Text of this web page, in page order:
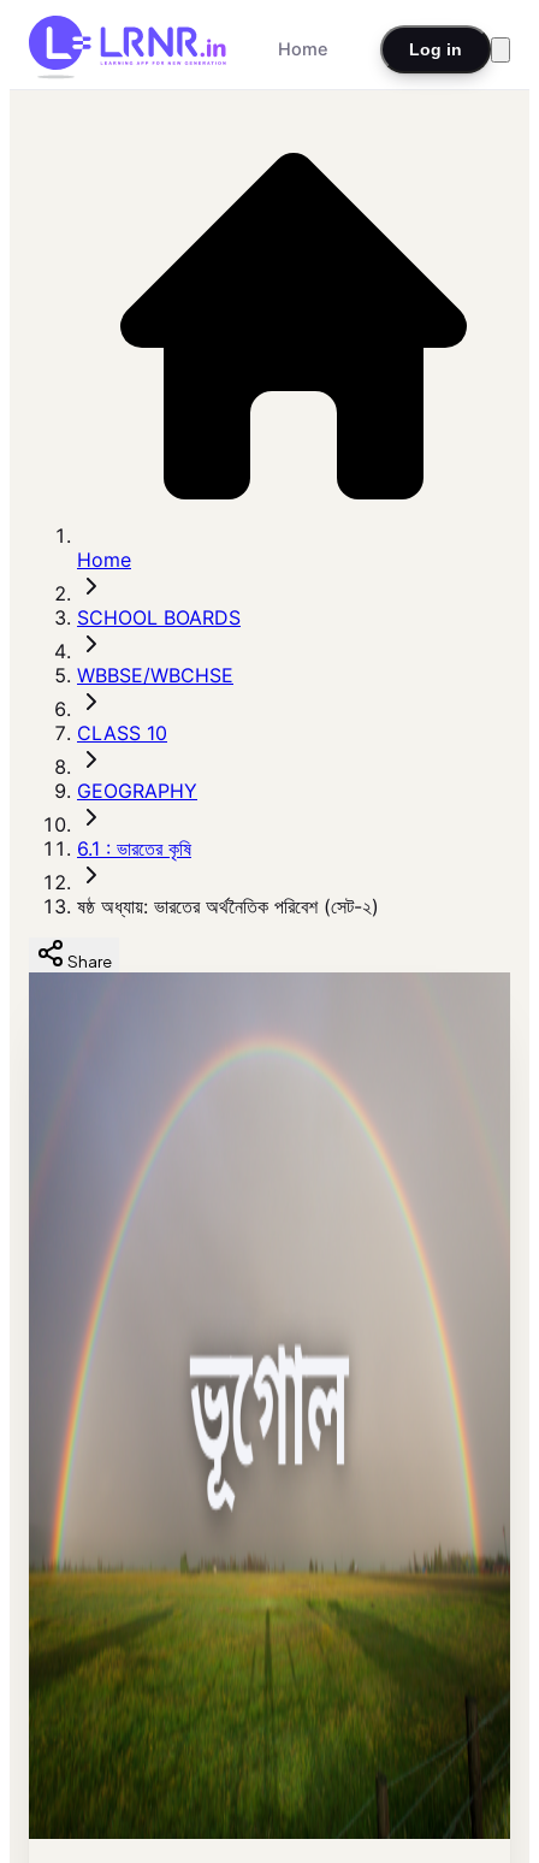
Home Log in
Home
SCHOOL BOARDS
WBBSE/WBCHSE
CLASS 10
GEOGRAPHY
6.1 : ভারতের কৃষি
ষষ্ঠ অধ্যায়: ভারতের অর্থনৈতিক পরিবেশ (সেট-২)
Share